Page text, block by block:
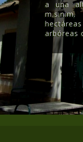
a una
arbóreas